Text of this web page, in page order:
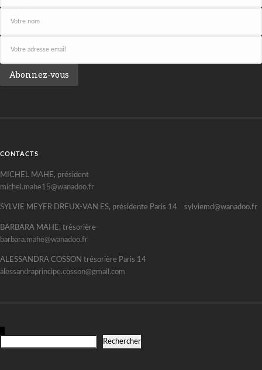
CONTACTS
MICHEL MAHE, président
michel.mahe15@wanadoo.fr
SYLVIE MEYER DREUX-VAN ES, présidente Paris 14 sylviemd@wanadoo.fr
BARBARA MAHE, trésorière
barbara.mahe@wanadoo.fr
ALESSANDRA COSSON trésorière Paris 14
alessandraprincipe.cosson@gmail.com
Rechercher